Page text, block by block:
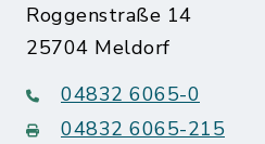
Roggenstraße 14
25704 Meldorf
04832 6065-0
04832 6065-215